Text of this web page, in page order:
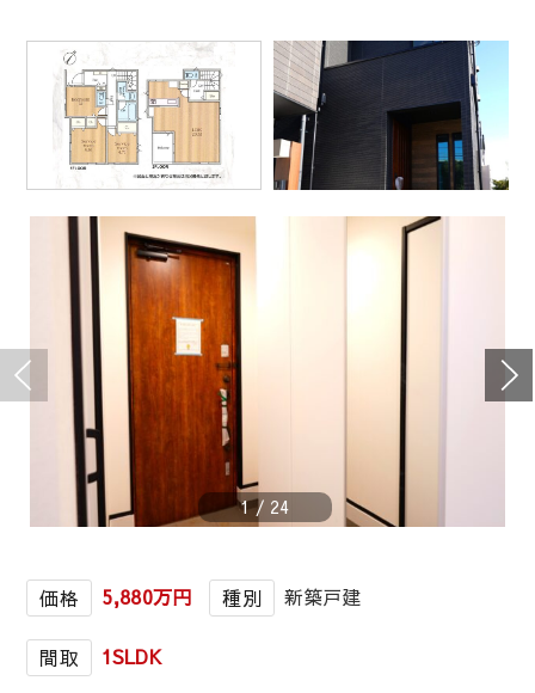
1/ 24
価格 5,880万円 種別 新築戸建
間取 1SLDK